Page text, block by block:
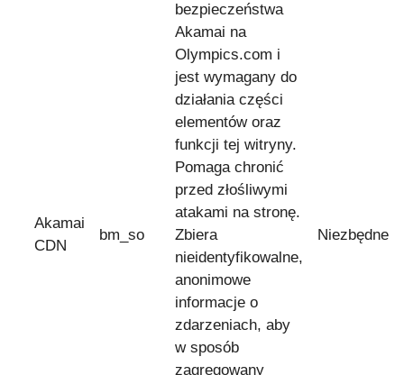
Akamai
CDN
bm_so
bezpieczeństwa
Akamai na
Olympics.com i
jest wymagany do
działania części
elementów oraz
funkcji tej witryny.
Pomaga chronić
przed złośliwymi
atakami na stronę.
Zbiera
nieidentyfikowalne,
anonimowe
informacje o
zdarzeniach, aby
w sposób
zagregowany
Niezbędne